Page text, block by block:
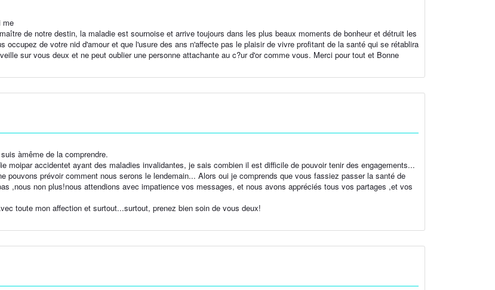
me
de notre destin, la maladie est sournoise et arrive toujours dans les plus beaux moments de bonheur et détruit les
de votre nid d'amour et que l'usure des ans n'affecte pas le plaisir de vivre profitant de la santé qui se rétablira
sur vous deux et ne peut oublier une personne attachante au c?ur d'or comme vous. Merci pour tout et Bonne
àmême de la comprendre.
moipar accidentet ayant des maladies invalidantes, je sais combien il est difficile de pouvoir tenir des engagements...
pouvons prévoir comment nous serons le lendemain... Alors oui je comprends que vous fassiez passer la santé de
,nous non plus!nous attendions avec impatience vos messages, et nous avons appréciés tous vos partages ,et vos
toute mon affection et surtout...surtout, prenez bien soin de vous deux!